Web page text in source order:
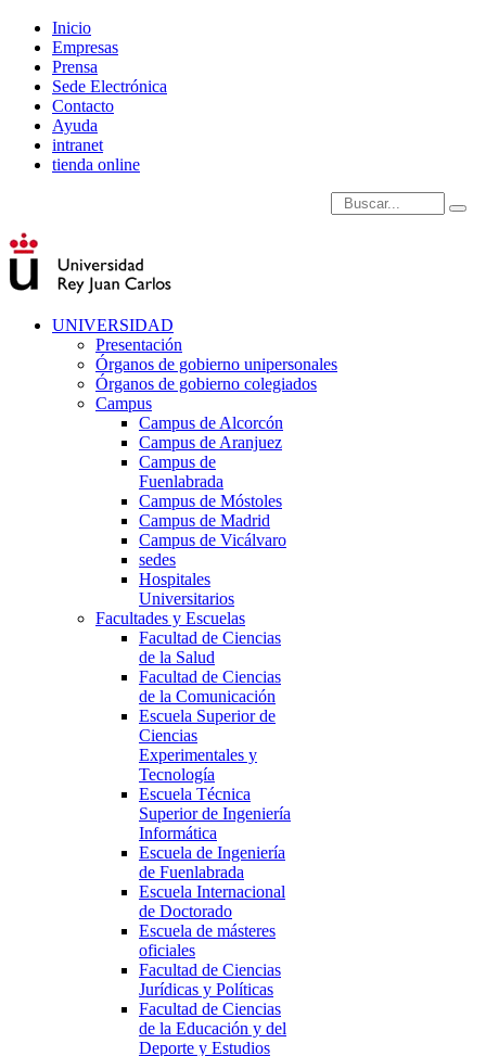
Inicio
Empresas
Prensa
Sede Electrónica
Contacto
Ayuda
intranet
tienda online
Introduce términos de
UNIVERSIDAD
Presentación
Órganos de gobierno unipersonales
Órganos de gobierno colegiados
Campus
Campus de Alcorcón
Campus de Aranjuez
Campus de
Fuenlabrada
Campus de Móstoles
Campus de Madrid
Campus de Vicálvaro
sedes
Hospitales
Universitarios
Facultades y Escuelas
Facultad de Ciencias
de la Salud
Facultad de Ciencias
de la Comunicación
Escuela Superior de
Ciencias
Experimentales y
Tecnología
Escuela Técnica
Superior de Ingeniería
Informática
Escuela de Ingeniería
de Fuenlabrada
Escuela Internacional
de Doctorado
Escuela de másteres
oficiales
Facultad de Ciencias
Jurídicas y Políticas
Facultad de Ciencias
de la Educación y del
Deporte y Estudios